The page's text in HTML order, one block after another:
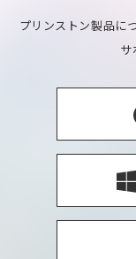
プリンストン製品に
サ